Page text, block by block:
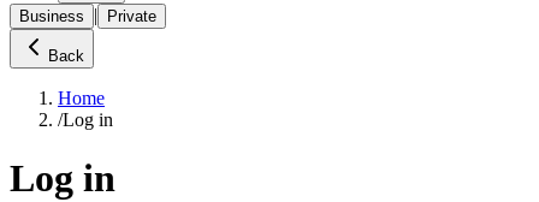
Business | Private
Back
Home
/Log in
Log in